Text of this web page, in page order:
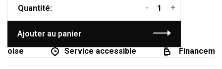
Quantité: +
-
Ajouter au panier
Service accessible